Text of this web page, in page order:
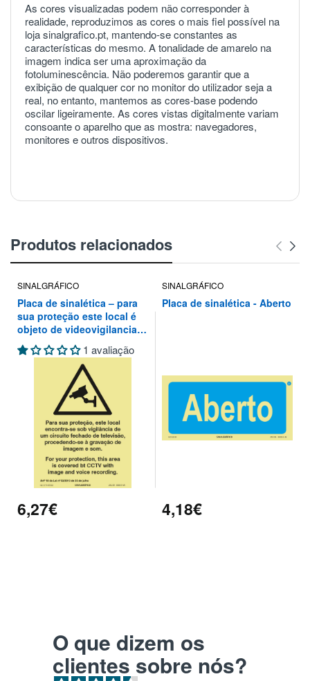
As cores visualizadas podem não corresponder à
realidade, reproduzimos as cores o mais fiel possível na
loja sinalgrafico.pt, mantendo-se constantes as
características do mesmo. A tonalidade de amarelo na
imagem indica ser uma aproximação da
fotoluminescência. Não poderemos garantir que a
exibição de qualquer cor no monitor do utilizador seja a
real, no entanto, mantemos as cores-base podendo
oscilar ligeiramente. As cores vistas digitalmente variam
consoante o aparelho que as mostra: navegadores,
monitores e outros dispositivos.
Produtos relacionados
SINALGRÁFICO
Placa de sinalética – para
sua proteção este local é
objeto de videovigilancia
de um circuito fechado de
televisão, procedendo-se à
gravação de imagem e som
1 avaliação
6,27€
SINALGRÁFICO
Placa de sinalética - Aberto
4,18€
O que dizem os
clientes sobre nós?